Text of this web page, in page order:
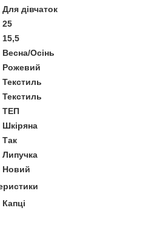
Для дівчаток
25
15,5
Весна/Осінь
Рожевий
Текстиль
Текстиль
ТЕП
Шкіряна
Так
Липучка
Новий
Капці